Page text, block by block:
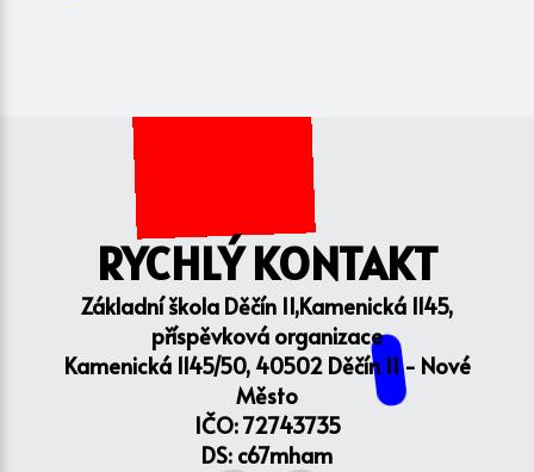
RYCHLÝ KONTAKT
Základní škola Děčín II,Kamenická 1145,
příspěvková organizace
Kamenická 1145/50, 40502 Děčín II - Nové
Město
IČO: 72743735
DS: c67mham